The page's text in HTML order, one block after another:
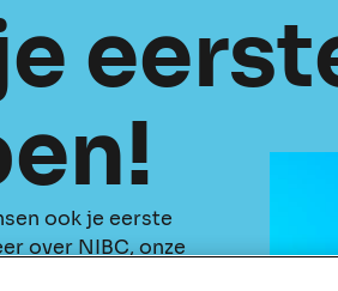
ook je eerste
over NIBC, onze
jouw